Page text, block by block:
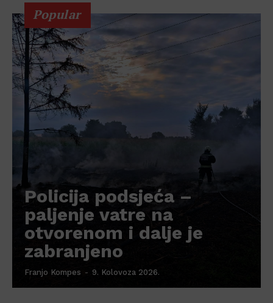
Popular
Policija podsjeća –
paljenje vatre na
otvorenom i dalje je
zabranjeno
Franjo Kompes - 9. Kolovoza 2026.